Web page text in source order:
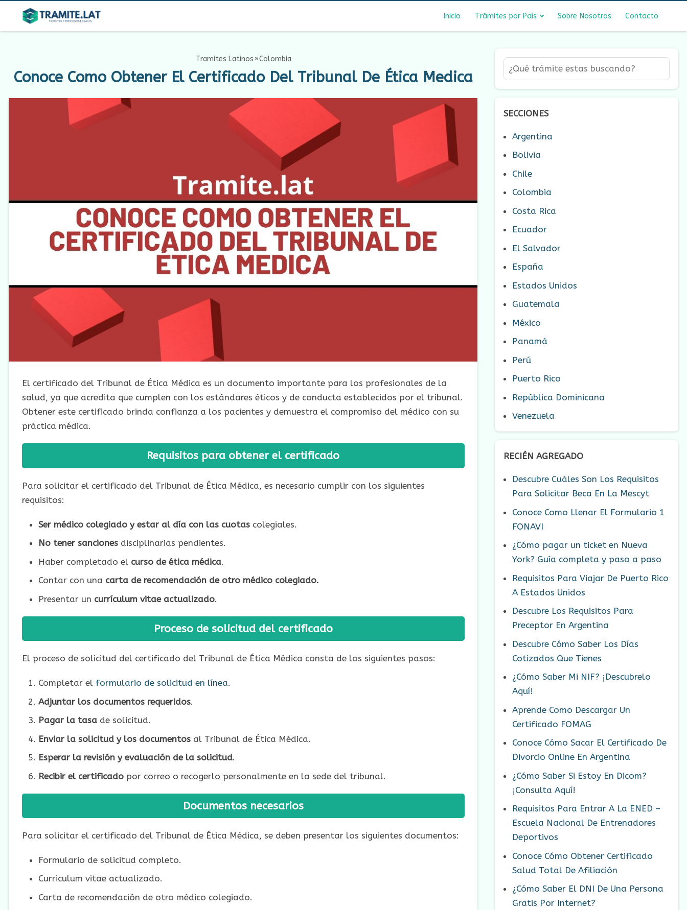
Inicio Trámites por País Sobre Nosotros Contacto
Tramites Latinos Colombia
Conoce Como Obtener El Certificado Del Tribunal De Ética Medica
El certificado del Tribunal de Ética Médica es un documento importante para los profesionales de la
salud, ya que acredita que cumplen con los estándares éticos y de conducta establecidos por el tribunal.
Obtener este certificado brinda confianza a los pacientes y demuestra el compromiso del médico con su
práctica médica.
Requisitos para obtener el certificado
Para solicitar el certificado del Tribunal de Ética Médica, es necesario cumplir con los siguientes
requisitos:
Ser médico colegiado y estar al día con las cuotascolegiales.
No tener sancionesdisciplinarias pendientes.
Haber completado el curso de ética médica.
Contar con una carta de recomendación de otro médico colegiado.
Presentar un currículum vitae actualizado.
Proceso de solicitud del certificado
El proceso de solicitud del certificado del Tribunal de Ética Médica consta de los siguientes pasos:
Completar el formulario de solicitud en línea.
Adjuntar los documentos requeridos.
Pagar la tasade solicitud.
Enviar la solicitud y los documentosal Tribunal de Ética Médica.
Esperar la revisión y evaluación de la solicitud.
Recibir el certificadopor correo o recogerlo personalmente en la sede del tribunal.
Documentos necesarios
Para solicitar el certificado del Tribunal de Ética Médica, se deben presentar los siguientes documentos:
Formulario de solicitud completo.
Curriculum vitae actualizado.
Carta de recomendación de otro médico colegiado.
SECCIONES
Argentina
Bolivia
Chile
Colombia
Costa Rica
Ecuador
El Salvador
España
Estados Unidos
Guatemala
México
Panamá
Perú
Puerto Rico
República Dominicana
Venezuela
RECIÉN AGREGADO
Descubre Cuáles Son Los Requisitos
Para Solicitar Beca En La Mescyt
Conoce Como Llenar El Formulario 1
FONAVI
¿Cómo pagar un ticket en Nueva
York? Guía completa y paso a paso
Requisitos Para Viajar De Puerto Rico
A Estados Unidos
Descubre Los Requisitos Para
Preceptor En Argentina
Descubre Cómo Saber Los Días
Cotizados Que Tienes
¿Cómo Saber Mi NIF? ¡Descubrelo
Aquí!
Aprende Como Descargar Un
Certificado FOMAG
Conoce Cómo Sacar El Certificado De
Divorcio Online En Argentina
¿Cómo Saber Si Estoy En Dicom?
¡Consulta Aquí!
Requisitos Para Entrar A La ENED –
Escuela Nacional De Entrenadores
Deportivos
Conoce Cómo Obtener Certificado
Salud Total De Afiliación
¿Cómo Saber El DNI De Una Persona
Gratis Por Internet?